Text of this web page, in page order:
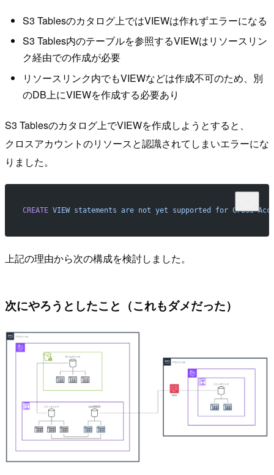
S3 Tablesのカタログ上ではVIEWは作れずエラーになる
S3 Tables内のテーブルを参照するVIEWはリソースリン
ク経由での作成が必要
リソースリンク内でもVIEWなどは作成不可のため、別
のDB上にVIEWを作成する必要あり
S3 Tablesのカタログ上でVIEWを作成しようとすると、
クロスアカウントのリソースと認識されてしまいエラーにな
りました。
CREATE VIEW statements are not yet supported for Cross-
上記の理由から次の構成を検討しました。
次にやろうとしたこと（これもダメだった）